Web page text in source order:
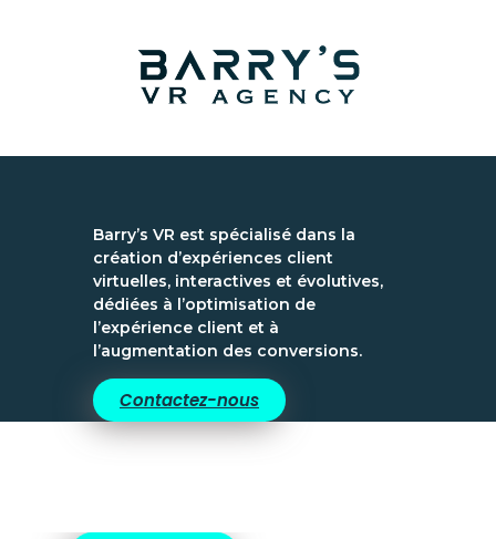
Barry’s VR est spécialisé dans la
création d’expériences client
virtuelles, interactives et évolutives,
dédiées à l’optimisation de
l’expérience client et à
l’augmentation des conversions.
Contactez-nous